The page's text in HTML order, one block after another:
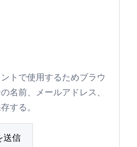
トで使用するためブラウ
名前、メールアドレス、
する。